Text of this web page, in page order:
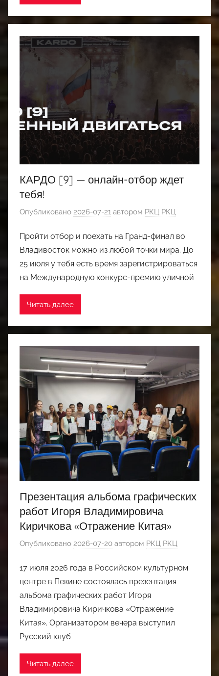
КАРДО [9] — онлайн-отбор ждет
тебя!
Опубликовано 2026-07-21 автором РКЦ РКЦ
Пройти отбор и поехать на Гранд-финал во
Владивосток можно из любой точки мира. До
25 июля у тебя есть время зарегистрироваться
на Международную конкурс-премию уличной
Читать далее
Презентация альбома графических
работ Игоря Владимировича
Киричкова «Отражение Китая»
Опубликовано 2026-07-20 автором РКЦ РКЦ
17 июля 2026 года в Российском культурном
центре в Пекине состоялась презентация
альбома графических работ Игоря
Владимировича Киричкова «Отражение
Китая». Организатором вечера выступил
Русский клуб
Читать далее